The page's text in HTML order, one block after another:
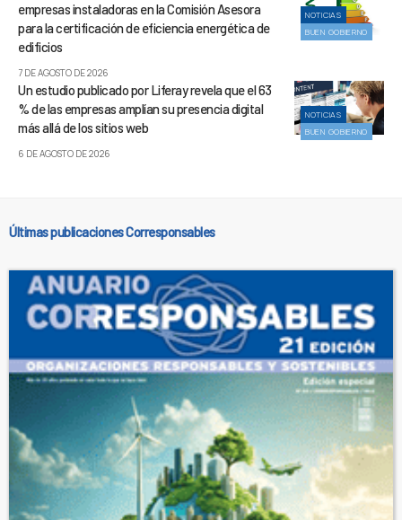
NOTICIAS
BUEN GOBIERNO
empresas instaladoras en la Comisión Asesora
para la certificación de eficiencia energética de
edificios
7 DE AGOSTO DE 2026
NOTICIAS
BUEN GOBIERNO
Un estudio publicado por Liferay revela que el 63
% de las empresas amplían su presencia digital
más allá de los sitios web
6 DE AGOSTO DE 2026
Últimas publicaciones Corresponsables